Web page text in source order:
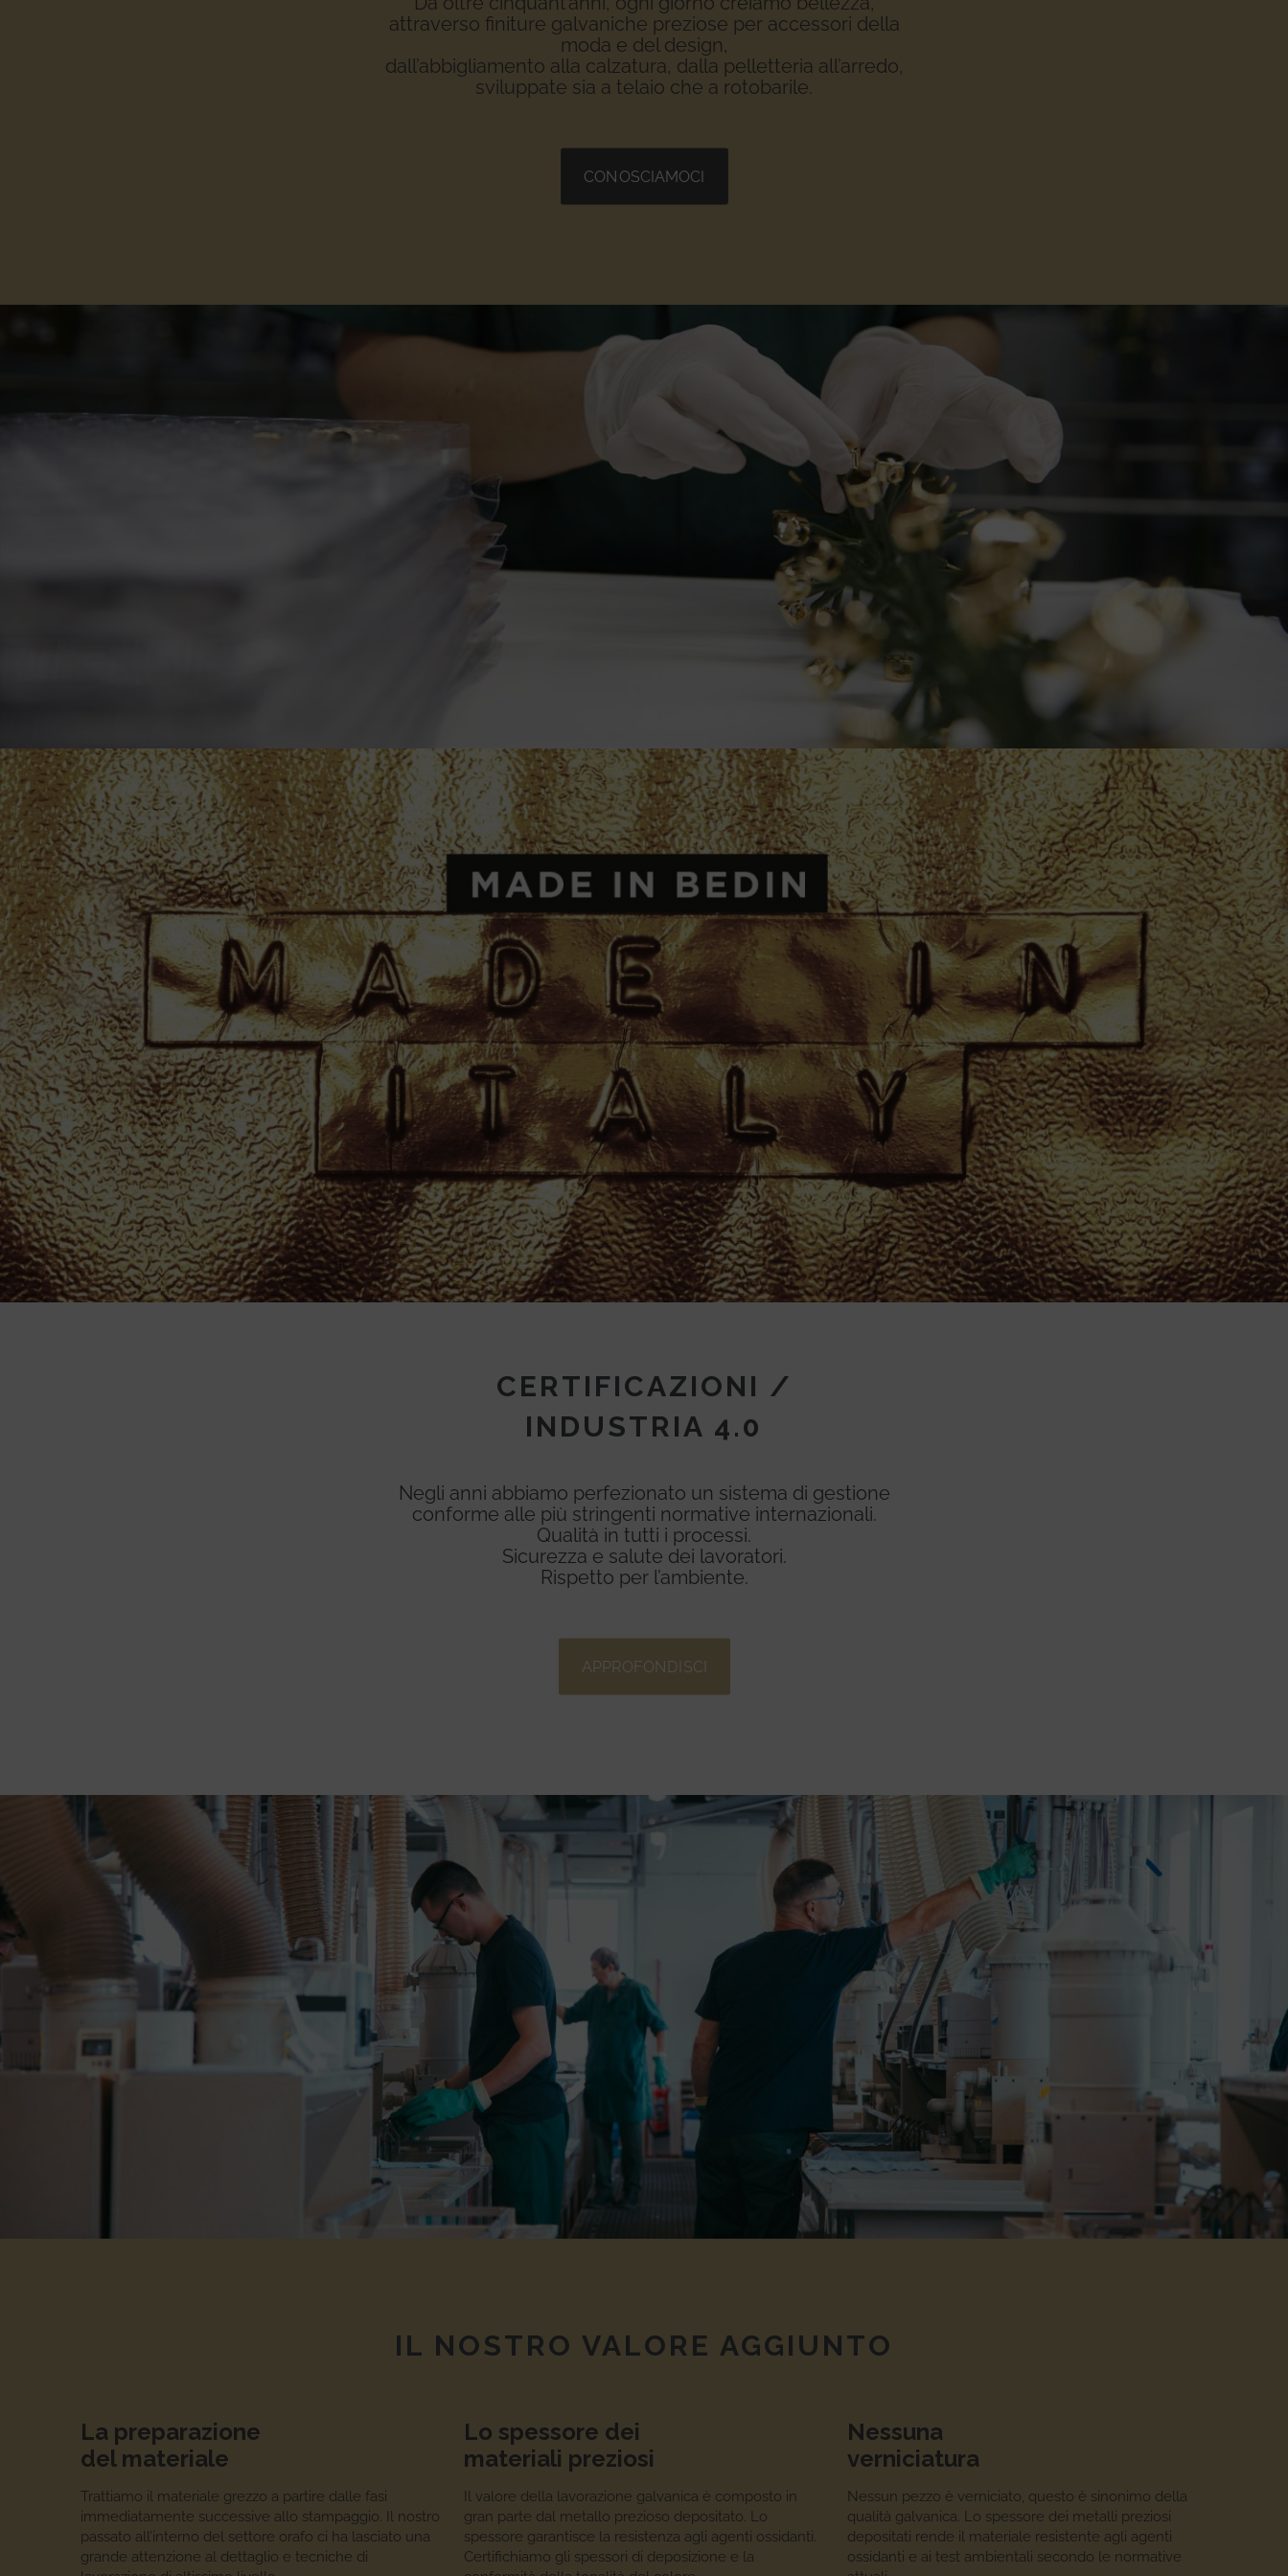
attraverso finiture galvaniche preziose per accessori della
moda e del design,
dall’abbigliamento alla calzatura, dalla pelletteria all’arredo,
sviluppate sia a telaio che a rotobarile.
CONOSCIAMOCI
CERTIFICAZIONI /
INDUSTRIA 4.0
Negli anni abbiamo perfezionato un sistema di gestione
conforme alle più stringenti normative internazionali.
Qualità in tutti i processi.
Sicurezza e salute dei lavoratori.
Rispetto per l’ambiente.
APPROFONDISCI
IL NOSTRO VALORE AGGIUNTO
La preparazione
del materiale
Trattiamo il materiale grezzo a partire dalle fasi
immediatamente successive allo stampaggio. Il nostro
passato all’interno del settore orafo ci ha lasciato una
grande attenzione al dettaglio e tecniche di
Lo spessore dei
materiali preziosi
Il valore della lavorazione galvanica è composto in
gran parte dal metallo prezioso depositato. Lo
spessore garantisce la resistenza agli agenti ossidanti.
Certifichiamo gli spessori di deposizione e la
Nessuna
verniciatura
Nessun pezzo è verniciato, questo è sinonimo della
qualità galvanica. Lo spessore dei metalli preziosi
depositati rende il materiale resistente agli agenti
ossidanti e ai test ambientali secondo le normative